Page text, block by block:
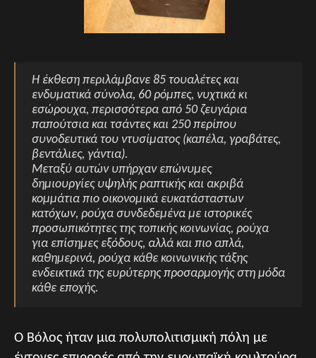
Η έκθεση περιλάμβανε 85 τουαλέτες και
ενδυματικά σύνολα, 60 ρόμπες, νυχτικά κι
εσώρουχα, περισσότερα από 50 ζευγάρια
παπούτσια και τσάντες και 250 περίπου
συνοδευτικά του ντυσίματος (καπέλα, γραβάτες,
βεντάλιες, γάντια).
Μεταξύ αυτών υπήρχαν επώνυμες
δημιουργίες υψηλής ραπτικής και ακριβά
κομμάτια πιο οικονομικά ευκατάσταστων
κατόχων, ρούχα συνδεδεμένα με ιστορικές
προσωπικότητες της τοπικής κοινωνίας, ρούχα
για επίσημες εξόδους, αλλά και πιο απλά,
καθημερινά, ρούχα κάθε κοινωνικής τάξης
ενδεικτικά της ευρύτερης προσαρμογής στη μόδα
κάθε εποχής.
Ο Βόλος ήταν μια πολυπολιτισμική πόλη με